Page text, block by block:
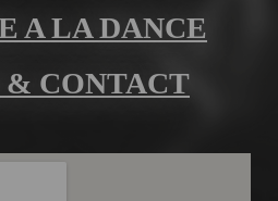
A LA DANCE
CONTACT